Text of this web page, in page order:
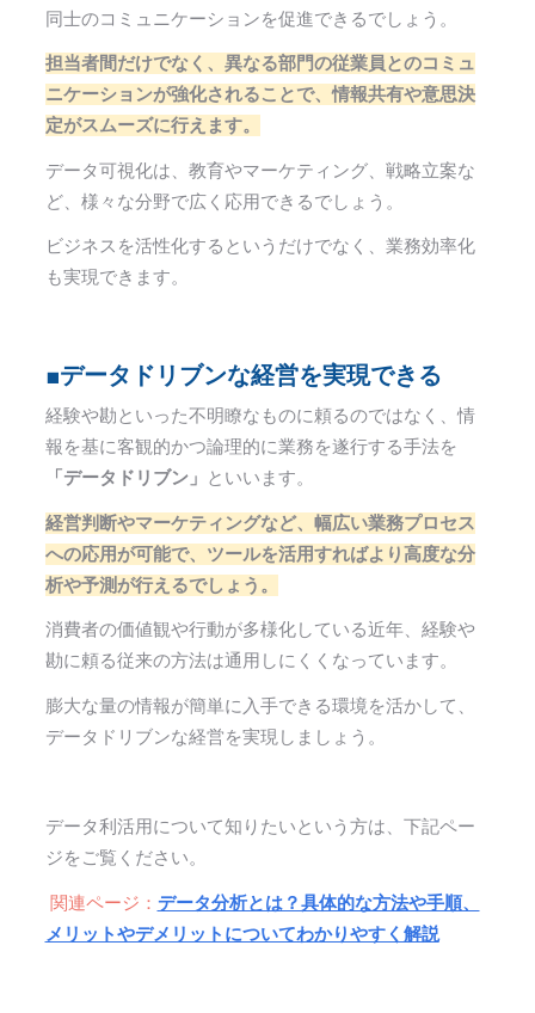
同士のコミュニケーションを促進できるでしょう。
担当者間だけでなく、異なる部門の従業員とのコミュ
ニケーションが強化されることで、情報共有や意思決
定がスムーズに行えます。
データ可視化は、教育やマーケティング、戦略立案な
ど、様々な分野で広く応用できるでしょう。
ビジネスを活性化するというだけでなく、業務効率化
も実現できます。
■データドリブンな経営を実現できる
経験や勘といった不明瞭なものに頼るのではなく、情
報を基に客観的かつ論理的に業務を遂行する手法を
「データドリブン」 といいます。
経営判断やマーケティングなど、幅広い業務プロセス
への応用が可能で、ツールを活用すればより高度な分
析や予測が行えるでしょう。
消費者の価値観や行動が多様化している近年、経験や
勘に頼る従来の方法は通用しにくくなっています。
膨大な量の情報が簡単に入手できる環境を活かして、
データドリブンな経営を実現しましょう。
データ利活用について知りたいという方は、下記ペー
ジをご覧ください。
関連ページ： データ分析とは？具体的な方法や手順、
メリットやデメリットについてわかりやすく解説